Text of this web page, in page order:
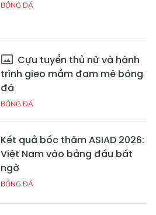
BÓNG ĐÁ
Cựu tuyển thủ nữ và hành
trình gieo mầm đam mê bóng
đá
BÓNG ĐÁ
Kết quả bốc thăm ASIAD 2026:
Việt Nam vào bảng đấu bất
ngờ
BÓNG ĐÁ